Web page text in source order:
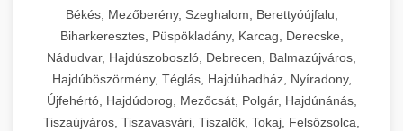
Békés, Mezőberény, Szeghalom, Berettyóújfalu,
Biharkeresztes, Püspökladány, Karcag, Derecske,
Nádudvar, Hajdúszoboszló, Debrecen, Balmazújváros,
Hajdúböszörmény, Téglás, Hajdúhadház, Nyíradony,
Újfehértó, Hajdúdorog, Mezőcsát, Polgár, Hajdúnánás,
Tiszaújváros, Tiszavasvári, Tiszalök, Tokaj, Felsőzsolca,